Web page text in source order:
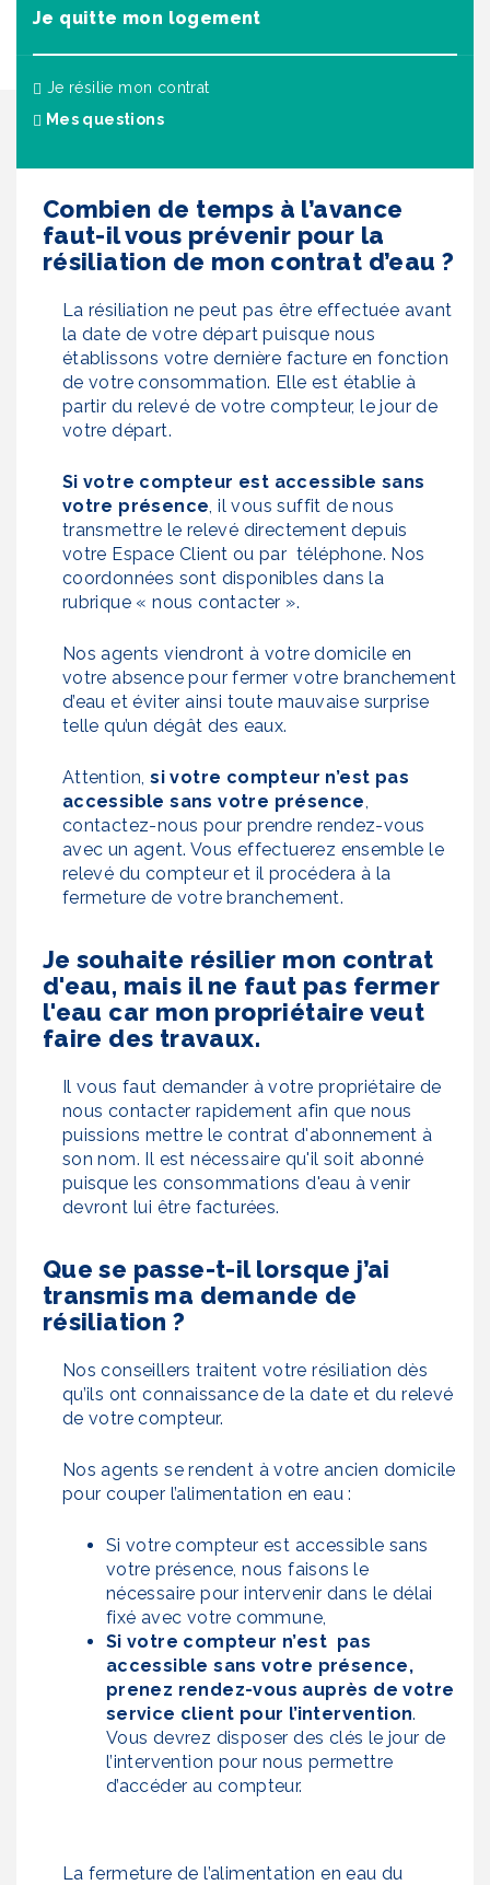
Je quitte mon logement
Je résilie mon contrat
Mes questions(actuel)
Combien de temps à l’avance
faut-il vous prévenir pour la
résiliation de mon contrat d’eau ?
La résiliation ne peut pas être effectuée avant
la date de votre départ puisque nous
établissons votre dernière facture en fonction
de votre consommation. Elle est établie à
partir du relevé de votre compteur, le jour de
votre départ.
Si votre compteur est accessible sans
votre présence, il vous suffit de nous
transmettre le relevé directement depuis
votre Espace Client ou par téléphone. Nos
coordonnées sont disponibles dans la
rubrique « nous contacter ».
Nos agents viendront à votre domicile en
votre absence pour fermer votre branchement
d’eau et éviter ainsi toute mauvaise surprise
telle qu’un dégât des eaux.
Attention,si votre compteur n’est pas
accessible sans votre présence,
contactez-nous pour prendre rendez-vous
avec un agent. Vous effectuerez ensemble le
relevé du compteur et il procédera à la
fermeture de votre branchement.
Je souhaite résilier mon contrat
d'eau, mais il ne faut pas fermer
l'eau car mon propriétaire veut
faire des travaux.
Il vous faut demander à votre propriétaire de
nous contacter rapidement afin que nous
puissions mettre le contrat d'abonnement à
son nom. Il est nécessaire qu'il soit abonné
puisque les consommations d'eau à venir
devront lui être facturées.
Que se passe-t-il lorsque j’ai
transmis ma demande de
résiliation ?
Nos conseillers traitent votre résiliation dès
qu’ils ont connaissance de la date et du relevé
de votre compteur.
Nos agents se rendent à votre ancien domicile
pour couper l’alimentation en eau :
Si votre compteur est accessible sans
votre présence, nous faisons le
nécessaire pour intervenir dans le délai
fixé avec votre commune,
Si votre compteur n’est pas
accessible sans votre présence,
prenez rendez-vous auprès de votre
service client pour l’intervention.
Vous devrez disposer des clés le jour de
l’intervention pour nous permettre
d’accéder au compteur.
La fermeture de l’alimentation en eau du